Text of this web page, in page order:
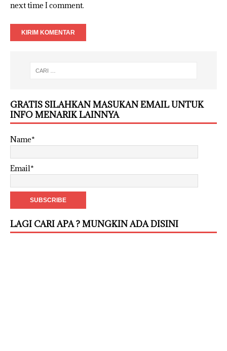
next time I comment.
GRATIS SILAHKAN MASUKAN EMAIL UNTUK
INFO MENARIK LAINNYA
Name*
Email*
LAGI CARI APA ? MUNGKIN ADA DISINI